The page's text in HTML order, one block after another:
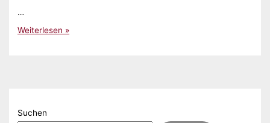
…
Gelesen:
Sandra
Weiterlesen »
Suchen